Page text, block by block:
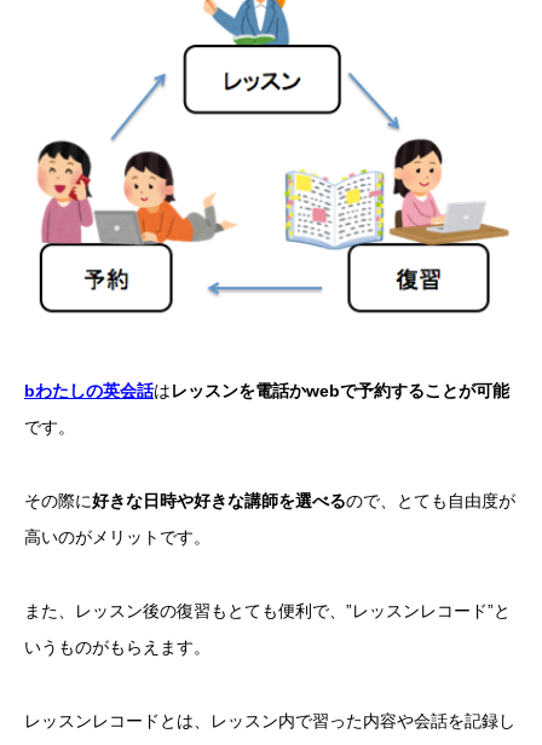
bわたしの英会話はレッスンを電話かwebで予約することが可能
です。
その際に好きな日時や好きな講師を選べるので、とても自由度が
高いのがメリットです。
また、レッスン後の復習もとても便利で、”レッスンレコード”と
いうものがもらえます。
レッスンレコードとは、レッスン内で習った内容や会話を記録し